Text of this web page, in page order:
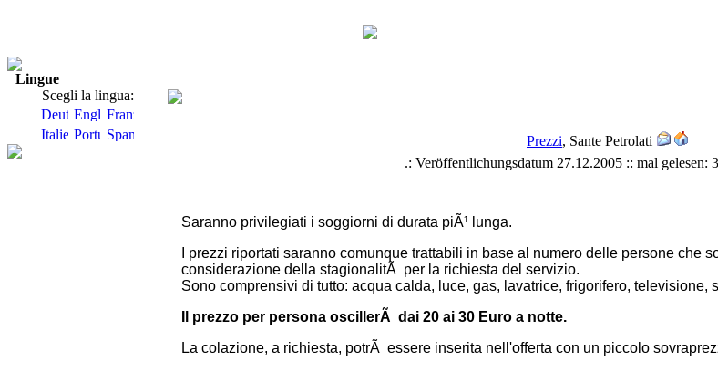
Lingue
Scegli la lingua:
Prezzi, Sante Petrolati
.: Veröffentlichungsdatum 27.12.2005 :: mal gelesen:
Saranno privilegiati i soggiorni di durata piÃ¹ lunga.
I prezzi riportati saranno comunque trattabili in base al numero delle persone che
considerazione della stagionalitÃ per la richiesta del servizio.
Sono comprensivi di tutto: acqua calda, luce, gas, lavatrice, frigorifero, televisione,
Il prezzo per persona oscillerÃ dai 20 ai 30 Euro a notte.
La colazione, a richiesta, potrÃ essere inserita nell'offerta con un piccolo